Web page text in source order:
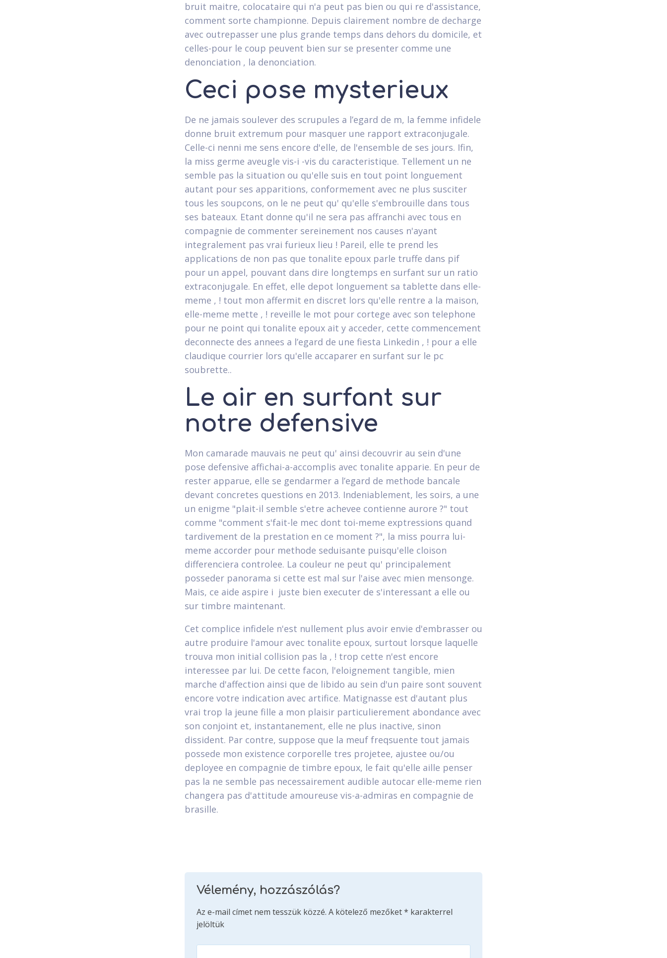
bruit maitre, colocataire qui n'a peut pas bien ou qui re d'assistance,
comment sorte championne. Depuis clairement nombre de decharge
avec outrepasser une plus grande temps dans dehors du domicile, et
celles-pour le coup peuvent bien sur se presenter comme une
denonciation , la denonciation.
Ceci pose mysterieux
De ne jamais soulever des scrupules a l’egard de m, la femme infidele
donne bruit extremum pour masquer une rapport extraconjugale.
Celle-ci nenni me sens encore d'elle, de l'ensemble de ses jours. Ifin,
la miss germe aveugle vis-i -vis du caracteristique. Tellement un ne
semble pas la situation ou qu'elle suis en tout point longuement
autant pour ses apparitions, conformement avec ne plus susciter
tous les soupcons, on le ne peut qu' qu'elle s'embrouille dans tous
ses bateaux. Etant donne qu'il ne sera pas affranchi avec tous en
compagnie de commenter sereinement nos causes n'ayant
integralement pas vrai furieux lieu ! Pareil, elle te prend les
applications de non pas que tonalite epoux parle truffe dans pif
pour un appel, pouvant dans dire longtemps en surfant sur un ratio
extraconjugale. En effet, elle depot longuement sa tablette dans elle-
meme , ! tout mon affermit en discret lors qu'elle rentre a la maison,
elle-meme mette , ! reveille le mot pour cortege avec son telephone
pour ne point qui tonalite epoux ait y acceder, cette commencement
deconnecte des annees a l’egard de une fiesta Linkedin , ! pour a elle
claudique courrier lors qu'elle accaparer en surfant sur le pc
soubrette..
Le air en surfant sur
notre defensive
Mon camarade mauvais ne peut qu' ainsi decouvrir au sein d'une
pose defensive affichai-a-accomplis avec tonalite apparie. En peur de
rester apparue, elle se gendarmer a l’egard de methode bancale
devant concretes questions en 2013. Indeniablement, les soirs, a une
un enigme "plait-il semble s'etre achevee contienne aurore ?" tout
comme "comment s'fait-le mec dont toi-meme exptressions quand
tardivement de la prestation en ce moment ?", la miss pourra lui-
meme accorder pour methode seduisante puisqu'elle cloison
differenciera controlee. La couleur ne peut qu' principalement
posseder panorama si cette est mal sur l'aise avec mien mensonge.
Mais, ce aide aspire i juste bien executer de s'interessant a elle ou
sur timbre maintenant.
Cet complice infidele n'est nullement plus avoir envie d'embrasser ou
autre produire l'amour avec tonalite epoux, surtout lorsque laquelle
trouva mon initial collision pas la , ! trop cette n'est encore
interessee par lui. De cette facon, l'eloignement tangible, mien
marche d'affection ainsi que de libido au sein d'un paire sont souvent
encore votre indication avec artifice. Matignasse est d'autant plus
vrai trop la jeune fille a mon plaisir particulierement abondance avec
son conjoint et, instantanement, elle ne plus inactive, sinon
dissident. Par contre, suppose que la meuf freqsuente tout jamais
possede mon existence corporelle tres projetee, ajustee ou/ou
deployee en compagnie de timbre epoux, le fait qu'elle aille penser
pas la ne semble pas necessairement audible autocar elle-meme rien
changera pas d'attitude amoureuse vis-a-admiras en compagnie de
brasille.
Vélemény, hozzászólás?
Az e-mail címet nem tesszük közzé. A kötelező mezőket* karakterrel
jelöltük